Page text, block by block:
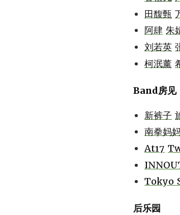
田馥甄
阿肆 朱
刘若英
柯泯薰
Band房见
新裤子
南拳妈
At17
Tokyo
后乐园